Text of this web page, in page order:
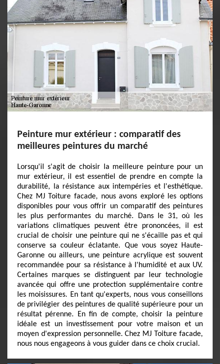
Peinture mur extérieur : comparatif des
meilleures peintures du marché
Lorsqu'il s'agit de choisir la meilleure peinture pour un
mur extérieur, il est essentiel de prendre en compte la
durabilité, la résistance aux intempéries et l'esthétique.
Chez MJ Toiture facade, nous avons exploré les options
disponibles pour vous offrir un comparatif des peintures
les plus performantes du marché. Dans le 31, où les
variations climatiques peuvent être prononcées, il est
crucial de choisir une peinture qui ne s'écaille pas et qui
conserve sa couleur éclatante. Que vous soyez Haute-
Garonne ou ailleurs, une peinture acrylique est souvent
recommandée pour sa résistance à l'humidité et aux UV.
Certaines marques se distinguent par leur technologie
avancée qui offre une protection supplémentaire contre
les moisissures. En tant qu'experts, nous vous conseillons
de privilégier des peintures de qualité supérieure pour un
résultat pérenne. En fin de compte, choisir la peinture
idéale est un investissement pour votre maison et un
moyen d'expression personnelle. Chez MJ Toiture facade,
nous nous engageons à vous guider dans ce choix crucial.